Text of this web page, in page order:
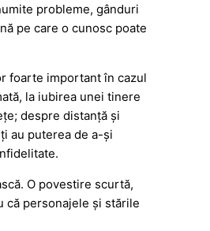
probleme, gânduri
pe care o cunosc poate
foarte important în cazul
la iubirea unei tinere
despre distanță și
au puterea de a-și
O povestire scurtă,
că personajele și stările